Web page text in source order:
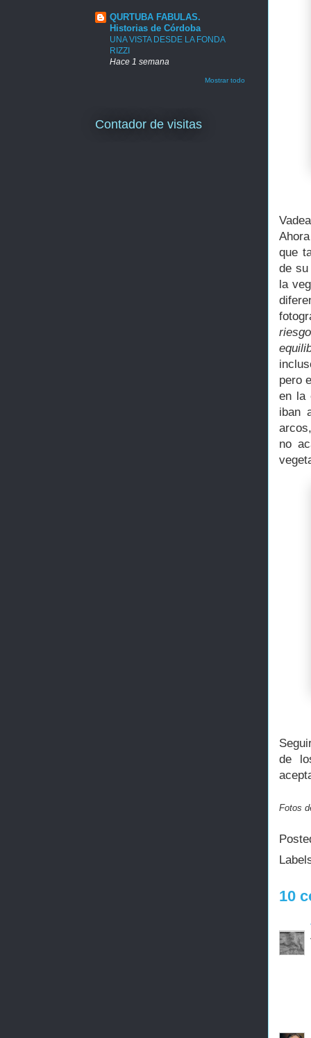
que
de su
la
pero
en la
iban
no
de
Fotos
10
QURTUBA FABULAS.
Historias de Córdoba
UNA VISTA DESDE LA FONDA
RIZZI
Hace 1 semana
Mostrar todo
Contador de visitas